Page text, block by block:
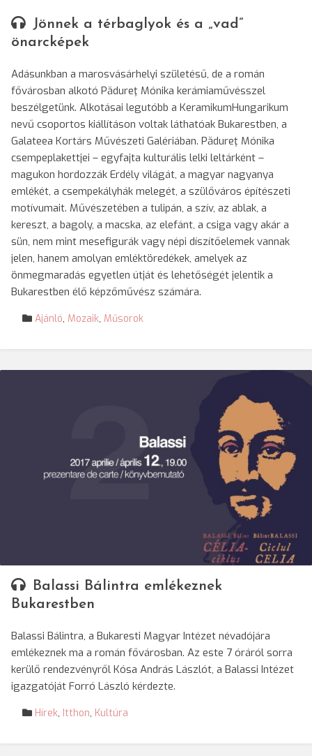
Jönnek a térbaglyok és a „vad”
önarcképek
Adásunkban a marosvásárhelyi születésű, de a román
fővárosban alkotó Pădureţ Mónika kerámiaművésszel
beszélgetünk. Alkotásai legutóbb a KeramikumHungarikum
nevű csoportos kiállításon voltak láthatóak Bukarestben, a
Galateea Kortárs Művészeti Galériában. Pădureţ Mónika
csempeplakettjei – egyfajta kulturális lelki leltárként –
magukon hordozzák Erdély világát, a magyar nagyanya
emlékét, a csempekályhák melegét, a szülőváros építészeti
motívumait. Művészetében a tulipán, a szív, az ablak, a
kereszt, a bagoly, a macska, az elefánt, a csiga vagy akár a
sün, nem mint mesefigurák vagy népi díszítőelemek vannak
jelen, hanem amolyan emléktöredékek, amelyek az
önmegmaradás egyetlen útját és lehetőségét jelentik a
Bukarestben élő képzőművész számára.
Ajánló, Mozaik, Műsorok
Balassi Bálintra emlékeznek
Bukarestben
Balassi Bálintra, a Bukaresti Magyar Intézet névadójára
emlékeznek ma a román fővárosban. Az este 7 óráról sorra
kerülő rendezvényről Kósa András Lászlót, a Balassi Intézet
igazgatóját Forró László kérdezte.
Hírek, Itthon, Kultúra